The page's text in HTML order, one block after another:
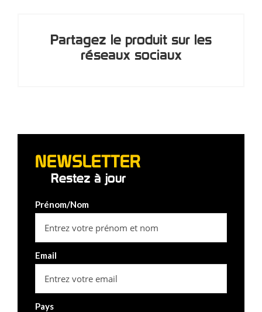
Partagez le produit sur les
réseaux sociaux
NEWSLETTER
Restez à jour
Prénom/Nom
Email
Pays